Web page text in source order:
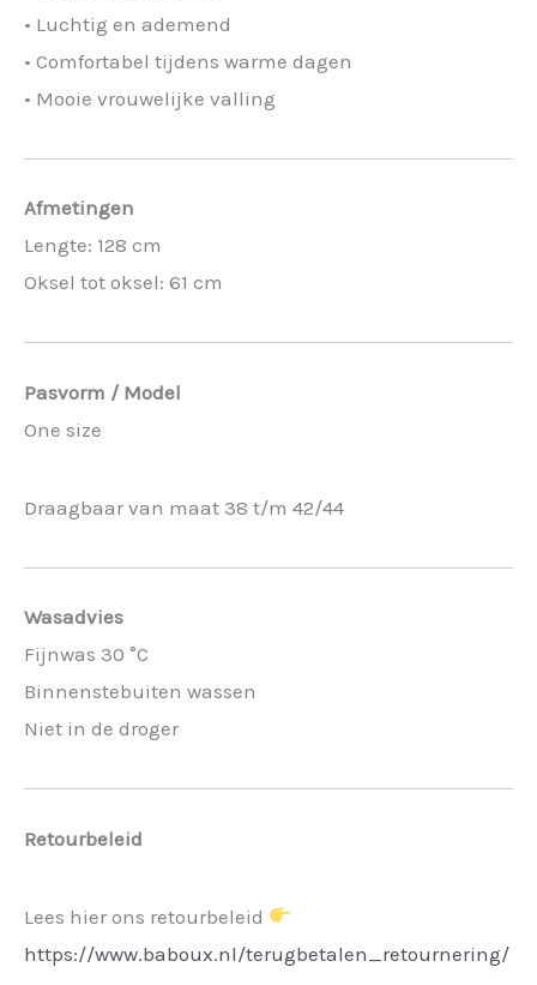
• Luchtig en ademend
• Comfortabel tijdens warme dagen
• Mooie vrouwelijke valling
Afmetingen
Lengte: 128 cm
Oksel tot oksel: 61 cm
Pasvorm / Model
One size
Draagbaar van maat 38 t/m 42/44
Wasadvies
Fijnwas 30 °C
Binnenstebuiten wassen
Niet in de droger
Retourbeleid
Lees hier ons retourbeleid
https://www.baboux.nl/terugbetalen_retournering/